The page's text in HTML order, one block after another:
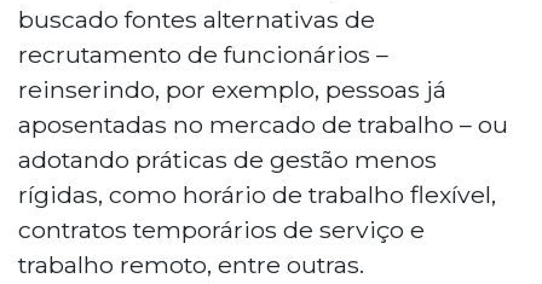
buscado fontes alternativas de
recrutamento de funcionários –
reinserindo, por exemplo, pessoas já
aposentadas no mercado de trabalho – ou
adotando práticas de gestão menos
rígidas, como horário de trabalho flexível,
contratos temporários de serviço e
trabalho remoto, entre outras.